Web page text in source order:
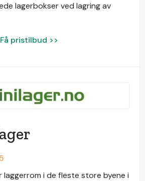
lagerbokser ved lagring av
Få pristilbud >>
laggerrom i de fleste store byene i